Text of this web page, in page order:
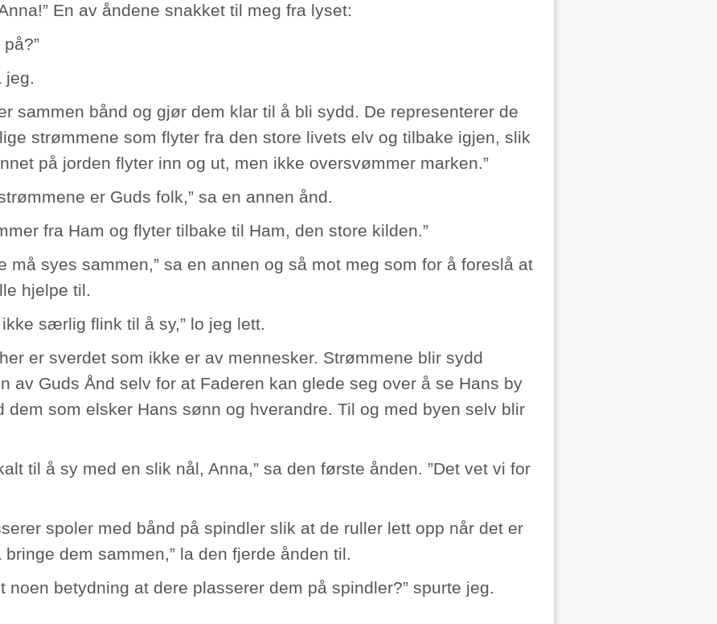
En av åndene snakket til meg fra lyset:
på?”
jeg.
sammen bånd og gjør dem klar til å bli sydd. De representerer de
strømmene som flyter fra den store livets elv og tilbake igjen, slik
på jorden flyter inn og ut, men ikke oversvømmer marken.”
er Guds folk,” sa en annen ånd.
fra Ham og flyter tilbake til Ham, den store kilden.”
må syes sammen,” sa en annen og så mot meg som for å foreslå at
hjelpe til.
ikke særlig flink til å sy,” lo jeg lett.
er sverdet som ikke er av mennesker. Strømmene blir sydd
av Guds Ånd selv for at Faderen kan glede seg over å se Hans by
dem som elsker Hans sønn og hverandre. Til og med byen selv blir
til å sy med en slik nål, Anna,” sa den første ånden. ”Det vet vi for
spoler med bånd på spindler slik at de ruller lett opp når det er
bringe dem sammen,” la den fjerde ånden til.
noen betydning at dere plasserer dem på spindler?” spurte jeg.